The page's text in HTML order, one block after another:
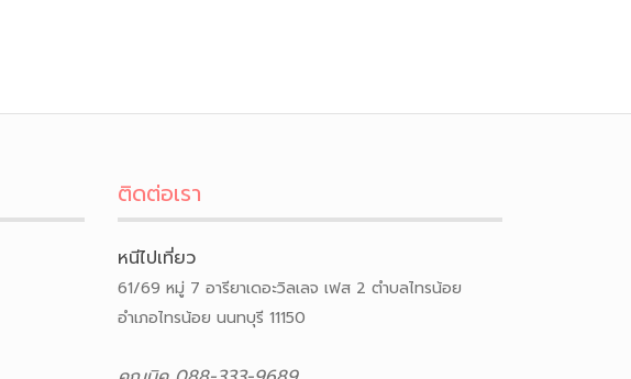
ติดต่อเรา
หนีไปเที่ยว
61/69 หมู่ 7 อารียาเดอะวิลเลจ เฟส 2 ตำบลไทรน้อย
อำเภอไทรน้อย นนทบุรี 11150